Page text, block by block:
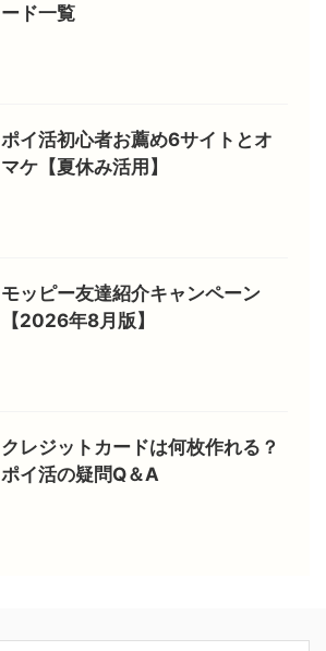
ード一覧
ポイ活初心者お薦め6サイトとオ
マケ【夏休み活用】
モッピー友達紹介キャンペーン
【2026年8月版】
クレジットカードは何枚作れる？
ポイ活の疑問Q＆A